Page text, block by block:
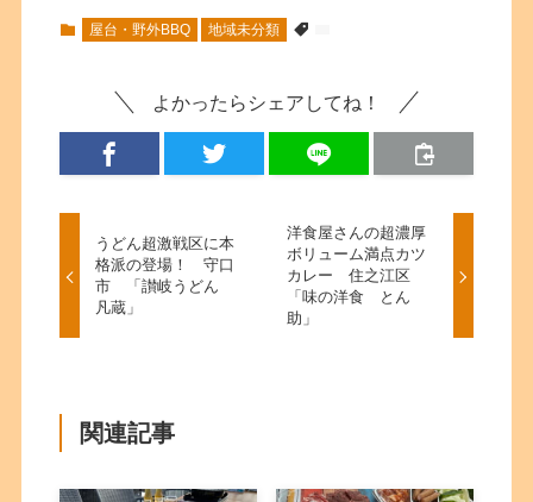
屋台・野外BBQ 地域未分類
よかったらシェアしてね！
うどん超激戦区に本
格派の登場！ 守口
市 「讃岐うどん
凡蔵」
洋食屋さんの超濃厚
ボリューム満点カツ
カレー 住之江区
「味の洋食 とん
助」
関連記事